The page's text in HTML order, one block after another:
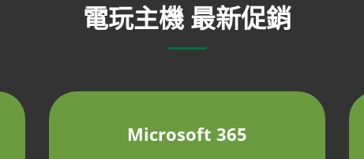
電玩主機 最新促銷
Microsoft 365